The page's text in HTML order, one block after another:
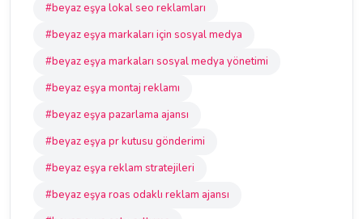
#beyaz eşya lokal seo reklamları
#beyaz eşya markaları için sosyal medya
#beyaz eşya markaları sosyal medya yönetimi
#beyaz eşya montaj reklamı
#beyaz eşya pazarlama ajansı
#beyaz eşya pr kutusu gönderimi
#beyaz eşya reklam stratejileri
#beyaz eşya roas odaklı reklam ajansı